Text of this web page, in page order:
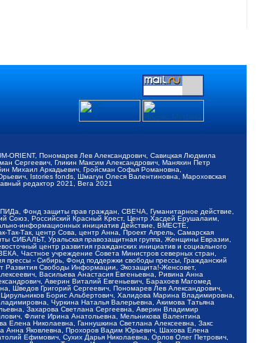
ORIENT, Пономарев Лев Александрович, Савицкая Людмила
Сергеевич, Гликин Максим Александрович, Маняхин Петр
Михаил Аркадьевич, Гройсман Софья Романовна,
Istories fonds, Шмагун Олеся Валентиновна, Мароховская
редактор 2021, Вега 2021
Фонд защиты прав граждан, СВЕЧА, Гуманитарное действие,
Союз, Российский Красный Крест, Центр Хасдей Ерушалаим,
информационных инициатив Действие, ВМЕСТЕ,
Так, центр Сова, центр Анна, Проект Апрель, Самарская
СИБАЛЬТ, Уральская правозащитная группа, Женщины Евразии,
центр развития гражданских инициатив и социального
Частное учреждение Совета Министров северных стран,
прессы - Сибирь, Фонд поддержки свободы прессы, Гражданский
Развития Свободы Информации, Экозащита!-Женсовет,
Васильева Анастасия Евгеньевна, Ривина Анна
Аверин Виталий Евгеньевич, Барахоев Магомед
Шведов Григорий Сергеевич, Пономарев Лев Александрович,
Борис Альбертович, Халидова Марина Владимировна,
Чуркина Наталья Валерьевна, Акимова Татьяна
Захарова Светлана Сергеевна, Аверин Владимир
Флиге Ирина Анатольевна, Мельникова Валентина
Елена Николаевна, Ганнушкина Светлана Алексеевна, Закс
Анна Яковлевна, Прохоров Вадим Юрьевич, Шахова Елена
Ефимович, Сухих Дарья Николаевна, Орлов Олег Петрович,